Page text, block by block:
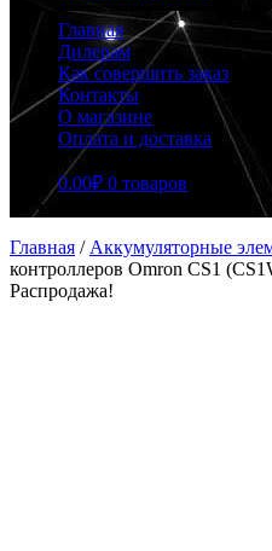
Главная
Дилерам
Как совершить заказ
Контакты
О магазине
Оплата и доставка
0.00₽ 0 товаров
Главная / Аккумуляторные
контроллеров Omron CS1
Распродажа!